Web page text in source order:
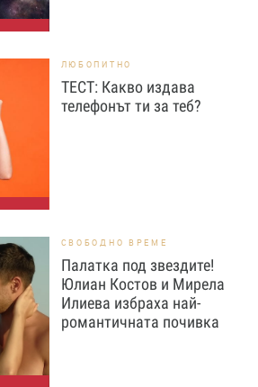
ЛЮБОПИТНО
ТЕСТ: Какво издава
телефонът ти за теб?
СВОБОДНО ВРЕМЕ
Палатка под звездите!
Юлиан Костов и Мирела
Илиева избраха най-
романтичната почивка